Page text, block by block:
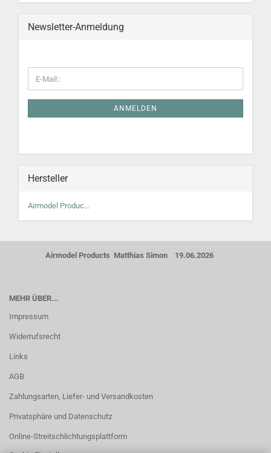
Newsletter-Anmeldung
ANMELDEN
Hersteller
Airmodel Produc...
Airmodel Products Matthias Simon 19.06.2026
MEHR ÜBER...
Impressum
Widerrufsrecht
Links
AGB
Zahlungsarten, Liefer- und Versandkosten
Privatsphäre und Datenschutz
Online-Streitschlichtungsplattform